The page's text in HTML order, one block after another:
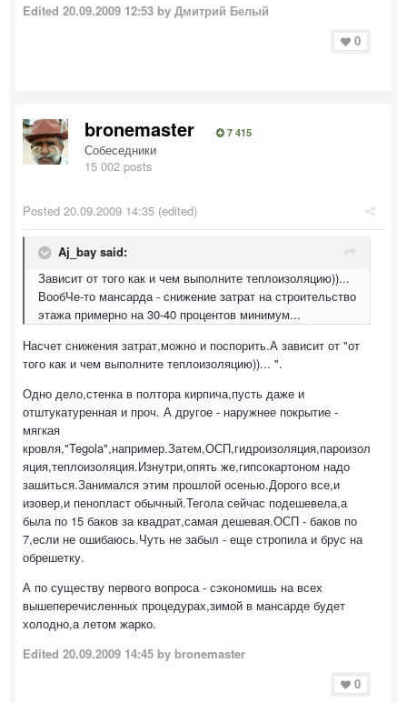
Edited 20.09.2009 12:53 by Дмитрий Белый
0
bronemaster 7 415
Собеседники
15 002 posts
Posted 20.09.2009 14:35 (edited)
Aj_bay said:
Зависит от того как и чем выполните теплоизоляцию))...
ВообЧе-то мансарда - снижение затрат на строительство
этажа примерно на 30-40 процентов минимум...
Насчет снижения затрат,можно и поспорить.А зависит от "от
того как и чем выполните теплоизоляцию))... ".
Одно дело,стенка в полтора кирпича,пусть даже и
отштукатуренная и проч. А другое - наружнее покрытие -
мягкая
кровля,"Tegola",например.Затем,ОСП,гидроизоляция,пароизол
яция,теплоизоляция.Изнутри,опять же,гипсокартоном надо
зашиться.Занимался этим прошлой осенью.Дорого все,и
изовер,и пенопласт обычный.Тегола сейчас подешевела,а
была по 15 баков за квадрат,самая дешевая.ОСП - баков по
7,если не ошибаюсь.Чуть не забыл - еще стропила и брус на
обрешетку.
А по существу первого вопроса - сэкономишь на всех
вышеперечисленных процедурах,зимой в мансарде будет
холодно,а летом жарко.
Edited 20.09.2009 14:45 by bronemaster
0